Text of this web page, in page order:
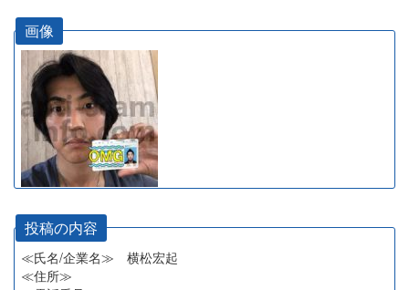
画像
投稿の内容
≪氏名/企業名≫ 横松宏起
≪住所≫